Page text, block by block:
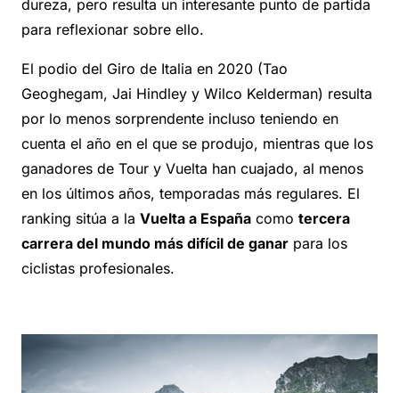
dureza, pero resulta un interesante punto de partida
para reflexionar sobre ello.
El podio del Giro de Italia en 2020 (Tao
Geoghegam, Jai Hindley y Wilco Kelderman) resulta
por lo menos sorprendente incluso teniendo en
cuenta el año en el que se produjo, mientras que los
ganadores de Tour y Vuelta han cuajado, al menos
en los últimos años, temporadas más regulares. El
ranking sitúa a la Vuelta a España como tercera
carrera del mundo más difícil de ganar para los
ciclistas profesionales.